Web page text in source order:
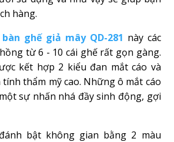
hàng.
ghế giả mây QD-281 này các
từ 6 - 10 cái ghế rất gọn gàng.
kết hợp 2 kiểu đan mắt cáo và
thẩm mỹ cao. Những ô mắt cáo
sự nhấn nhá đầy sinh động, gợi
bật không gian bằng 2 màu